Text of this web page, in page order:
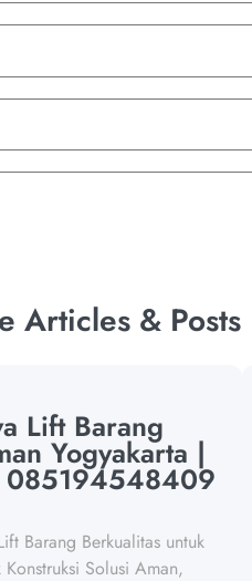
Articles & Posts
Lift Barang
Yogyakarta |
085194548409
Barang Berkualitas untuk
Konstruksi Solusi Aman,